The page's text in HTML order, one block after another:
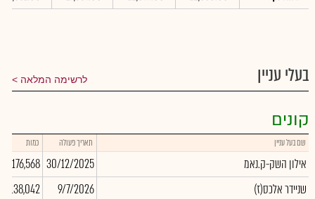
בעלי עניין לרשימה המלאה
קונים
שם בעל עניין תאריך פעולה כמות
אילון השק-ק.נאמ 30/12/2025
176,568
(שניידר אלכס(ז
9/7/2026
1,138,042